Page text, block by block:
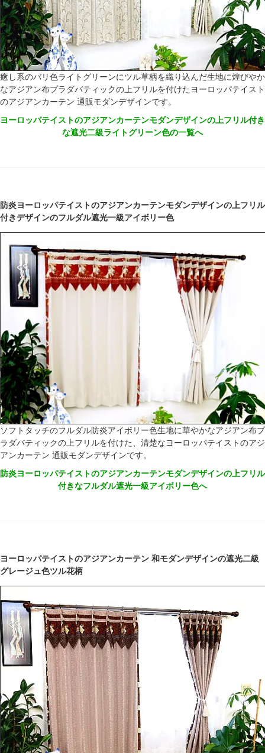
癒し系のバリ色ライトグリーンにツル草柄を織り込んだ生地に煌びやか
なアジアン布プラダバティックの上フリルを付けたヨーロッパテイスト
のアジアンカーテン 通販モダンデザインです。
ヨーロッパテイストのアジアンカーテンモダンデザインの上フリル付き
な遮光二級ライトグリーン色の一覧へ
防炎ヨーロッパテイストのアジアンカーテンモダンデザインの上フリル
付きデザインのフルダル遮光一級アイボリー色
ソフトタッチのフルダル防炎アイボリー色生地に華やかなアジアン布プ
ラダバティックの上フリルを付けた、清楚なヨーロッパテイストのアジ
アンカーテン 通販モダンデザインです。
防炎ヨーロッパテイストのアジアンカーテンモダンデザインの上フリル
付きなフルダル遮光一級アイボリー色へ
ヨーロッパテイストのアジアンカーテン 和モダンデザインの遮光二級
グレージュ色ツル花柄